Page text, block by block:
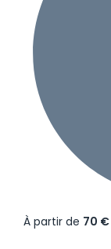
À partir de 70 €